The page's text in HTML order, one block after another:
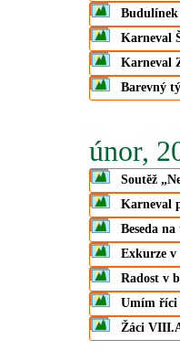
Budulínek
Karneval
Karneval
Barevný
únor,
Soutěž
Karneval
Beseda
Exkurze v
Radost v
Umím říci
Žáci